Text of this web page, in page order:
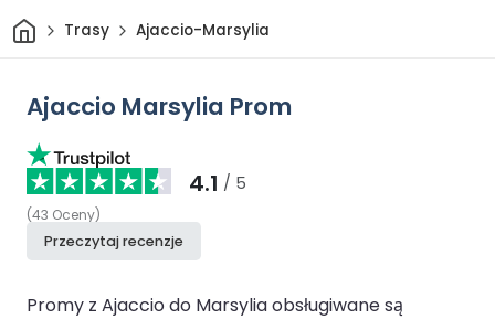
DomTrasy Ajaccio-Marsylia
Ajaccio Marsylia Prom
4.1 / 5
(43 Oceny)
Przeczytaj recenzje
Promy z Ajaccio do Marsylia obsługiwane są